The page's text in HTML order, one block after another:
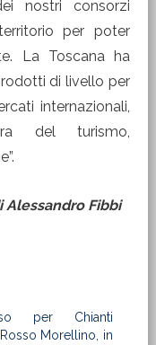
nostri consorzi
per poter
La Toscana ha
di livello per
internazionali,
del turismo,
Fibbi
per Chianti
Rosso Morellino, in